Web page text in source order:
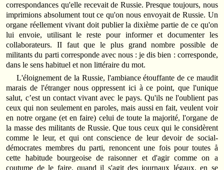
correspondances qu'elle recevait de Russie. Presque toujours, nous
imprimions absolument tout ce qu'on nous envoyait de Russie. Un
organe réellement vivant doit publier la dixième partie de ce qu'on
lui envoie, utilisant le reste pour informer et documenter les
collaborateurs. II faut que le plus grand nombre possible de
militants du parti corresponde avec nous : je dis bien : corresponde,
dans le sens habituel et non littéraire du mot.
L'éloignement de la Russie, l'ambiance étouffante de ce maudit
marais de l'étranger nous oppressent ici à ce point, que l'unique
salut, c’est un contact vivant avec le pays. Qu'ils ne l'oublient pas
ceux qui non seulement en paroles, mais aussi en fait, veulent voir
en notre organe (et en faire) celui de toute la majorité, l'organe de
la masse des militants de Russie. Que tous ceux qui le considèrent
comme le leur, et qui ont conscience de leur devoir de social-
démocrates membres du parti, renoncent une fois pour toutes å
cette habitude bourgeoise de raisonner et d'agir comme on a
coutume de le faire, quand il s'agit des journaux légaux, en se